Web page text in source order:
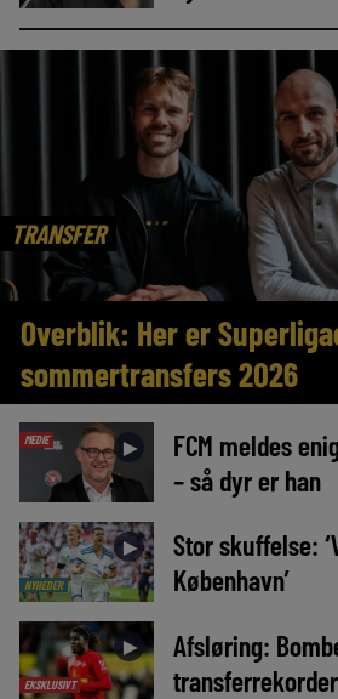
TRANSFER
Overblik: Her er
sommertransfers 2026
MEDIE ►
FCM meldes
– så dyr er han
NYHEDER
►
Stor skuffelse:
København’
EKSKLUSIVT
►
Afsløring:
transferrekorder